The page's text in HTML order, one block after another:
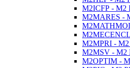
M2ICFP - M2
M2MARES -
M2MPRI - M2
M2MSV - M2
M2OPTIM -